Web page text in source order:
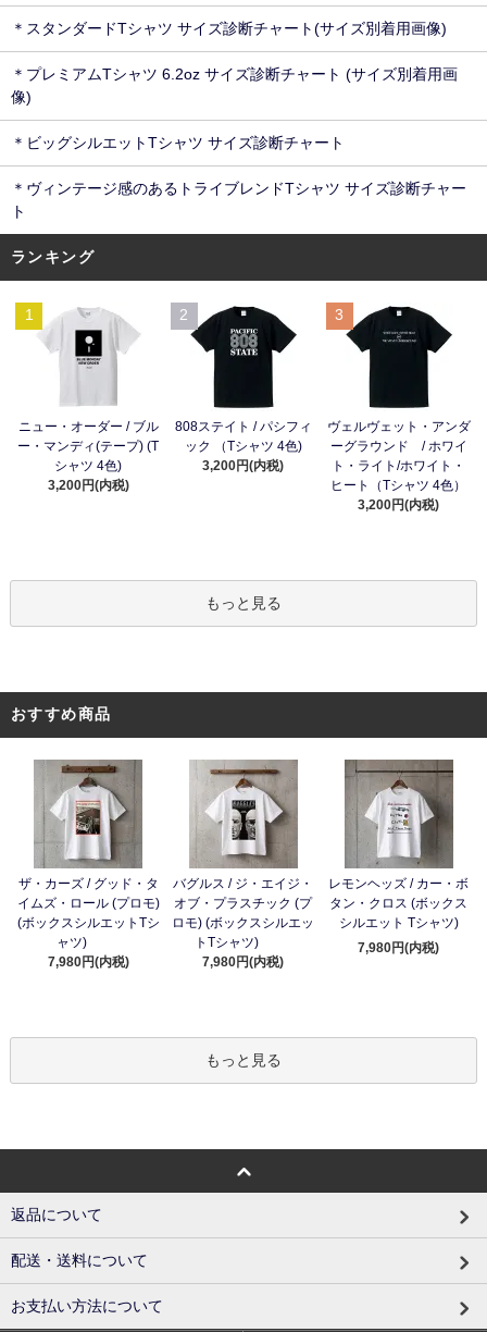
＊スタンダードTシャツ サイズ診断チャート(サイズ別着用画像)
＊プレミアムTシャツ 6.2oz サイズ診断チャート (サイズ別着用画
像)
＊ビッグシルエットTシャツ サイズ診断チャート
＊ヴィンテージ感のあるトライブレンドTシャツ サイズ診断チャー
ト
ランキング
1
ニュー・オーダー / ブル
ー・マンディ(テープ) (T
シャツ 4色)
3,200円(内税)
2
808ステイト / パシフィ
ック （Tシャツ 4色)
3,200円(内税)
3
ヴェルヴェット・アンダ
ーグラウンド / ホワイ
ト・ライト/ホワイト・
ヒート（Tシャツ 4色）
3,200円(内税)
もっと見る
おすすめ商品
ザ・カーズ / グッド・タ
イムズ・ロール (プロモ)
(ボックスシルエットTシ
ャツ)
7,980円(内税)
バグルス / ジ・エイジ・
オブ・プラスチック (プ
ロモ) (ボックスシルエッ
トTシャツ)
7,980円(内税)
レモンヘッズ / カー・ボ
タン・クロス (ボックス
シルエット Tシャツ)
7,980円(内税)
もっと見る
返品について
配送・送料について
お支払い方法について